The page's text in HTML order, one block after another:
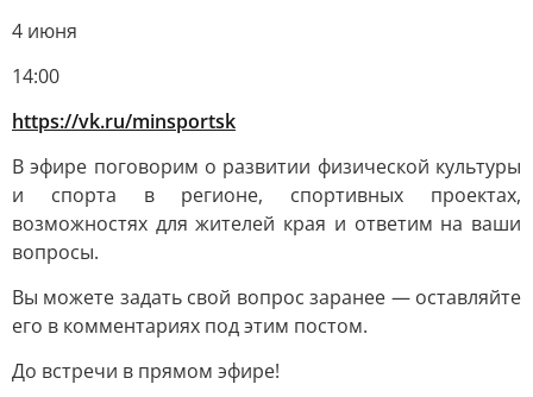
4 июня
14:00
https://vk.ru/minsportsk
В эфире поговорим о развитии физической культуры
и спорта в регионе, спортивных проектах,
возможностях для жителей края и ответим на ваши
вопросы.
Вы можете задать свой вопрос заранее — оставляйте
его в комментариях под этим постом.
До встречи в прямом эфире!